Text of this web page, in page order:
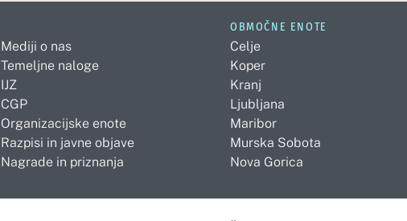
Mediji o nas
Temeljne naloge
IJZ
CGP
Organizacijske enote
Razpisi in javne objave
Nagrade in priznanja
OBMOČNE ENOTE
Celje
Koper
Kranj
Ljubljana
Maribor
Murska Sobota
Nova Gorica